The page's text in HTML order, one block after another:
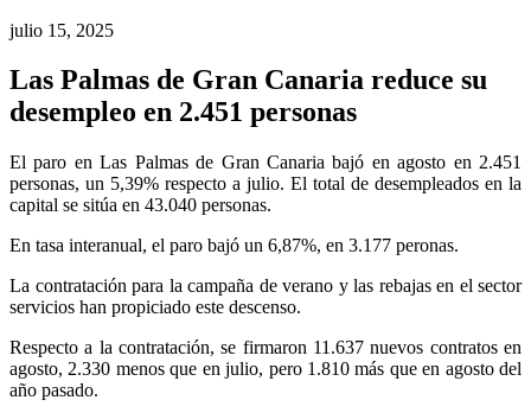
julio 15, 2025
Las Palmas de Gran Canaria reduce su
desempleo en 2.451 personas
El paro en Las Palmas de Gran Canaria bajó en agosto en 2.451
personas, un 5,39% respecto a julio. El total de desempleados en la
capital se sitúa en 43.040 personas.
En tasa interanual, el paro bajó un 6,87%, en 3.177 peronas.
La contratación para la campaña de verano y las rebajas en el sector
servicios han propiciado este descenso.
Respecto a la contratación, se firmaron 11.637 nuevos contratos en
agosto, 2.330 menos que en julio, pero 1.810 más que en agosto del
año pasado.